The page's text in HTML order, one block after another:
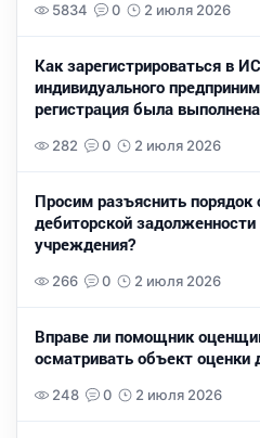
5834 0 2 июля 2026
Как зарегистрироваться в
индивидуального
регистрация была
282 0 2 июля 2026
Просим разъяснить порядок
дебиторской задолженности
учреждения?
266 0 2 июля 2026
Вправе ли помощник
осматривать объект оценки
248 0 2 июля 2026